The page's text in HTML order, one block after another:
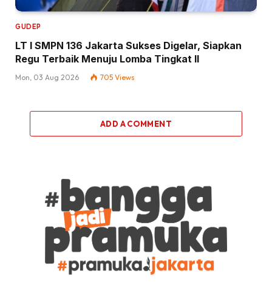
GUDEP
LT I SMPN 136 Jakarta Sukses Digelar, Siapkan
Regu Terbaik Menuju Lomba Tingkat II
Mon, 03 Aug 2026 705 Views
ADD A COMMENT